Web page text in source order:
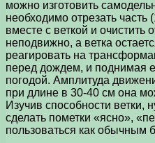
можно изготовить
необходимо отрезать
вместе с веткой и очистить
неподвижно, а ветка
реагировать на
перед дождем, и поднимая
погодой. Амплитуда
при длине в 30-40 см она
Изучив способности ветки,
сделать пометки «ясно»,
пользоваться как обычным